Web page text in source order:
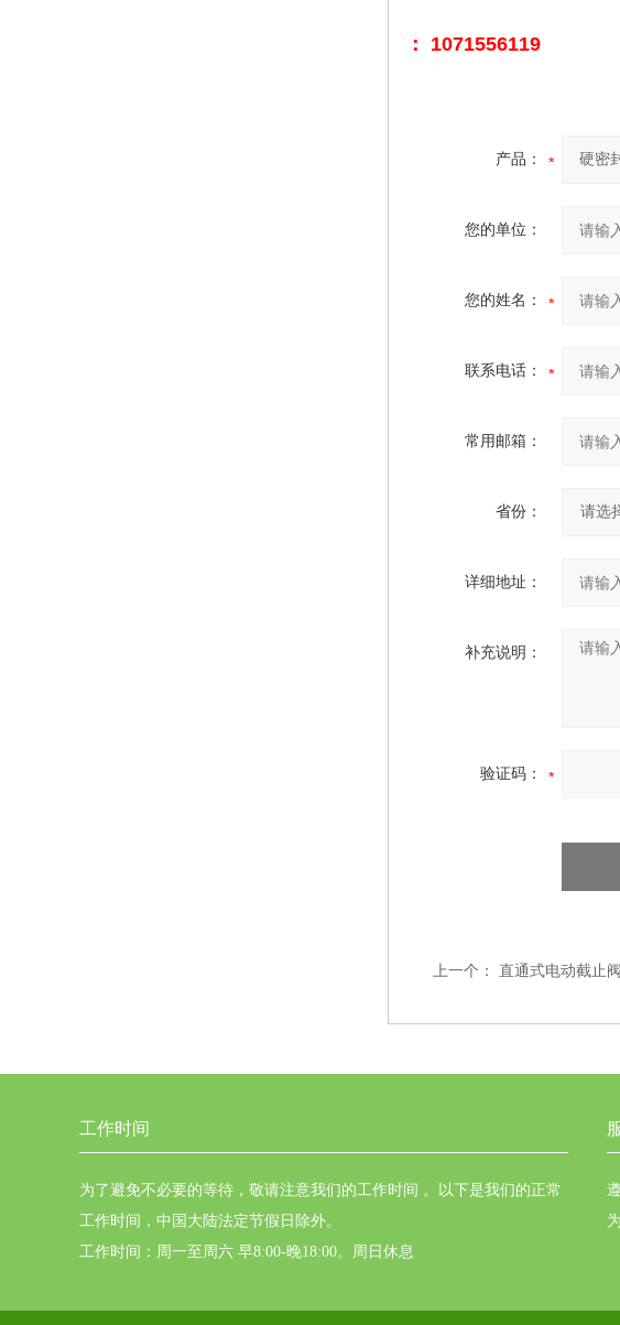
： 1071556119
产品：
您的单位：
您的姓名：
联系电话：
常用邮箱：
省份：
详细地址：
补充说明：
验证码：
上一个： 直通式电动截止阀
工作时间
为了避免不必要的等待，敬请注意我们的工作时间 。以下是我们的正常
工作时间，中国大陆法定节假日除外。
工作时间：周一至周六 早8:00-晚18:00。周日休息